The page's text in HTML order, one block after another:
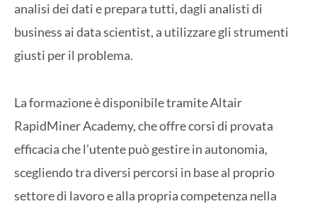
analisi dei dati e prepara tutti, dagli analisti di
business ai data scientist, a utilizzare gli strumenti
giusti per il problema.
La formazione è disponibile tramite Altair
RapidMiner Academy, che offre corsi di provata
efficacia che l’utente può gestire in autonomia,
scegliendo tra diversi percorsi in base al proprio
settore di lavoro e alla propria competenza nella